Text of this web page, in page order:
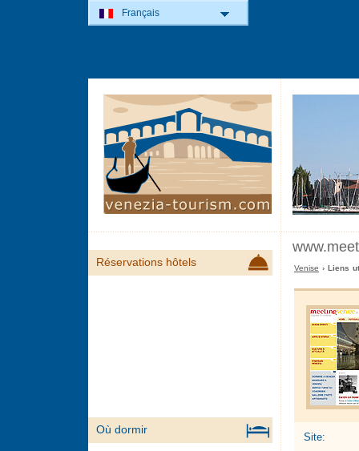
Venise › Liens
Site:
Réservations hôtels
Où dormir
Français